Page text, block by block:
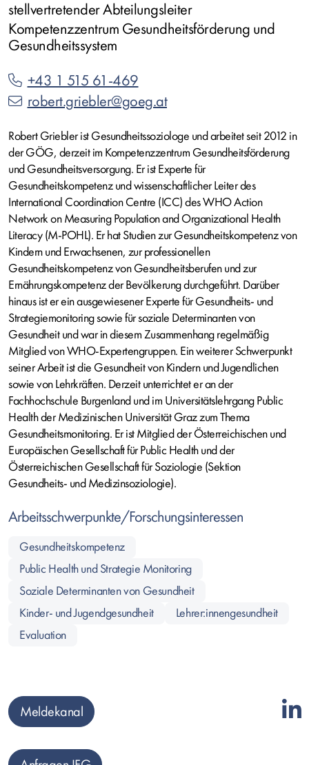
stellvertretender Abteilungsleiter
Kompetenzzentrum Gesundheitsförderung und
Gesundheitssystem
+43 1 515 61-469
robert.griebler@goeg.at
Robert Griebler ist Gesundheitssoziologe und arbeitet seit 2012 in
der GÖG, derzeit im Kompetenzzentrum Gesundheitsförderung
und Gesundheitsversorgung. Er ist Experte für
Gesundheitskompetenz und wissenschaftlicher Leiter des
International Coordination Centre (ICC) des WHO Action
Network on Measuring Population and Organizational Health
Literacy (M-POHL). Er hat Studien zur Gesundheitskompetenz von
Kindern und Erwachsenen, zur professionellen
Gesundheitskompetenz von Gesundheitsberufen und zur
Ernährungskompetenz der Bevölkerung durchgeführt. Darüber
hinaus ist er ein ausgewiesener Experte für Gesundheits- und
Strategiemonitoring sowie für soziale Determinanten von
Gesundheit und war in diesem Zusammenhang regelmäßig
Mitglied von WHO-Expertengruppen. Ein weiterer Schwerpunkt
seiner Arbeit ist die Gesundheit von Kindern und Jugendlichen
sowie von Lehrkräften. Derzeit unterrichtet er an der
Fachhochschule Burgenland und im Universitätslehrgang Public
Health der Medizinischen Universität Graz zum Thema
Gesundheitsmonitoring. Er ist Mitglied der Österreichischen und
Europäischen Gesellschaft für Public Health und der
Österreichischen Gesellschaft für Soziologie (Sektion
Gesundheits- und Medizinsoziologie).
Arbeitsschwerpunkte/Forschungsinteressen
Gesundheitskompetenz
Public Health und Strategie Monitoring
Soziale Determinanten von Gesundheit
Kinder- und Jugendgesundheit
Lehrer:innengesundheit
Evaluation
Meldekanal